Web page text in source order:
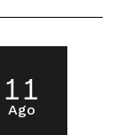
11
Ago